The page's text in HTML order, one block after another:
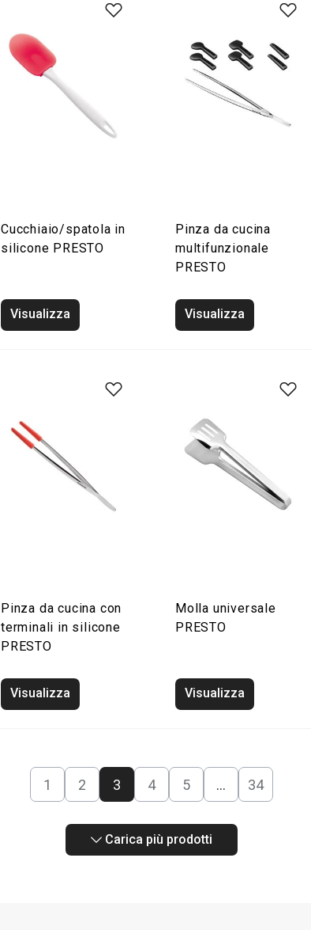
Cucchiaio/spatola in
silicone PRESTO
Visualizza
Pinza da cucina
multifunzionale
PRESTO
Visualizza
Pinza da cucina con
terminali in silicone
PRESTO
Visualizza
Molla universale
PRESTO
Visualizza
1 2 3 4 5 … 34
Carica più prodotti